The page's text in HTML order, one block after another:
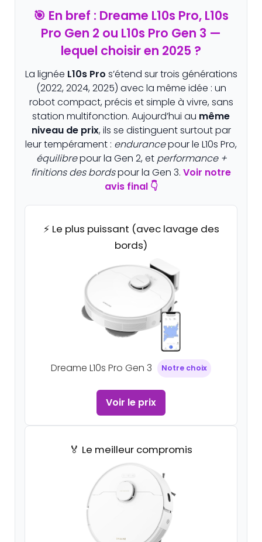
🎯 En bref : Dreame L10s Pro, L10s
Pro Gen 2 ou L10s Pro Gen 3 —
lequel choisir en 2025 ?
La lignée L10s Pro s’étend sur trois générations
(2022, 2024, 2025) avec la même idée : un
robot compact, précis et simple à vivre, sans
station multifonction. Aujourd’hui au même
niveau de prix, ils se distinguent surtout par
leur tempérament : endurancepour le L10s Pro,
équilibrepour la Gen 2, et performance +
finitions des bordspour la Gen 3. Voir notre
avis final 👇
⚡ Le plus puissant (avec lavage des
bords)
Dreame L10s Pro Gen 3 Notre choix
Voir le prix
🏅 Le meilleur compromis